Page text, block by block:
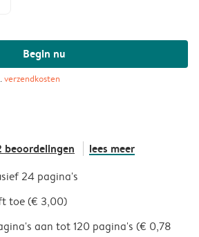
Begin nu
verzendkosten
beoordelingen lees meer
24 pagina's
toe (€ 3,00)
aan tot 120 pagina's (€ 0,78